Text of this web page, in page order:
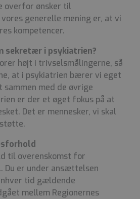
overfor ønsker til
generelle mening er, at vi
kompetencer.
sekretær i psykiatrien?
højt i trivselsmålingerne, så
at i psykiatrien bærer vi eget
med de øvrige
er der et øget fokus på at
Det er mennesker, vi skal
til overenskomst for
er under ansættelsen
tid gældende
mellem Regionernes